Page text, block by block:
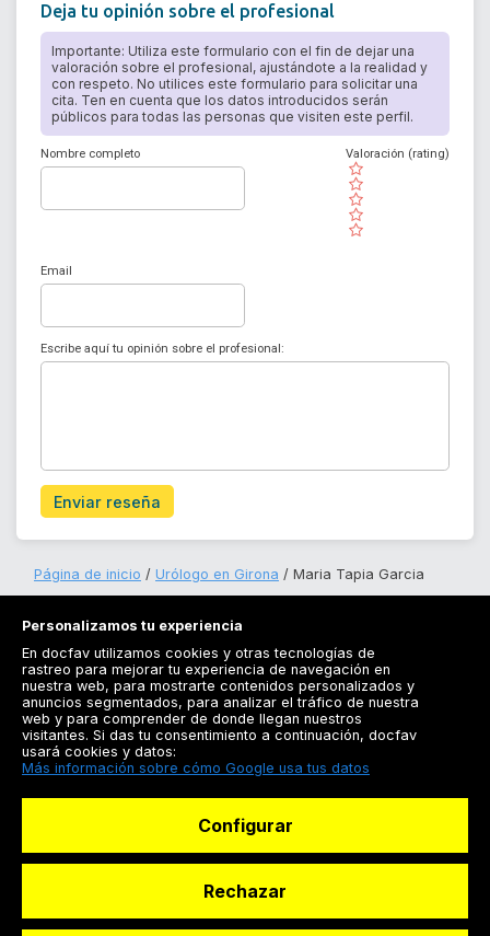
Deja tu opinión sobre el profesional
Importante: Utiliza este formulario con el fin de dejar una
valoración sobre el profesional, ajustándote a la realidad y
con respeto. No utilices este formulario para solicitar una
cita. Ten en cuenta que los datos introducidos serán
públicos para todas las personas que visiten este perfil.
Nombre completo
( )
( )
( )
( )
( )
Valoración (rating)
Email
Escribe aquí tu opinión sobre el profesional:
Enviar reseña
Página de inicio Urólogo en Girona Maria Tapia Garcia
Registrarse
Docfav
Personalizamos tu experiencia
En docfav utilizamos cookies y otras tecnologías de
rastreo para mejorar tu experiencia de navegación en
nuestra web, para mostrarte contenidos personalizados y
anuncios segmentados, para analizar el tráfico de nuestra
web y para comprender de donde llegan nuestros
visitantes. Si das tu consentimiento a continuación, docfav
usará cookies y datos:
Más información sobre cómo Google usa tus datos
Configurar
Rechazar